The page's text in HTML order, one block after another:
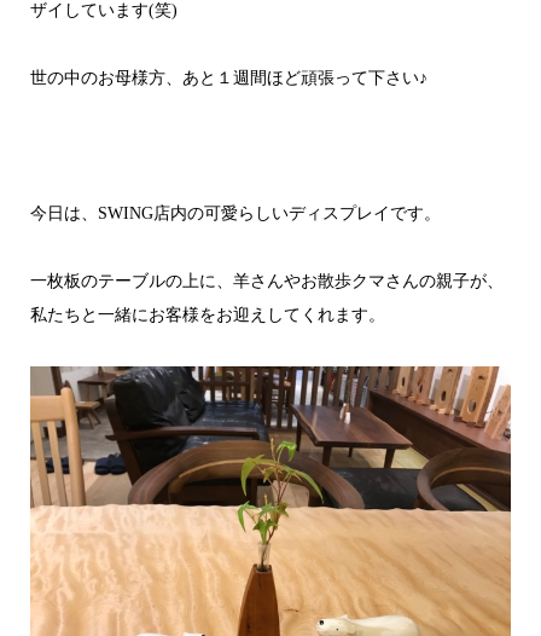
ザイしています(笑)
世の中のお母様方、あと１週間ほど頑張って下さい♪
今日は、SWING店内の可愛らしいディスプレイです。
一枚板のテーブルの上に、羊さんやお散歩クマさんの親子が、
私たちと一緒にお客様をお迎えしてくれます。